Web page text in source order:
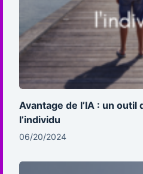
Avantage de l’IA : un outil
l’individu
06/20/2024